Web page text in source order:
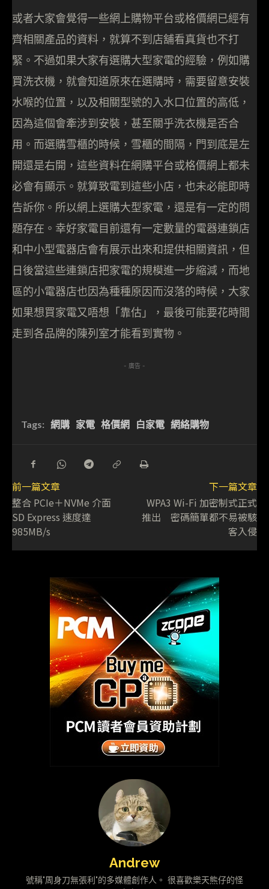
或者大家會覺得一些網上購物平台或格價網已經有
齊相關產品的資料，就算不到店舖看真貨也不打
緊。不過如果大家有選購大型家電的經驗，例如購
買洗衣機，就會知道原來在選購時，需要留意安裝
水喉的位置，以及相關型號的入水口位置的高低，
因為這個會牽涉到安裝，甚至關乎洗衣機是否合
用。而選購雪櫃的時候，雪櫃的間隔，門到底是左
開還是右開，這些資料在網購平台或格價網上都未
必會有顯示。就算致電到這些小店，也未必能即時
告訴你。所以網上選購大型家電，還是有一定的問
題存在。幸好家電目前還有一定數量的電器連鎖店
和中小型電器店會有展示出來和提供相關資訊，但
日後當這些連鎖店把家電的規模進一步縮減，而地
區的小電器店也因為種種原因而沒落的時候，大家
如果想買家電又唔想「靠估」，最後可能要花時間
走到各品牌的陳列室才能看到實物。
- 廣告 -
Tags: 網購 家電 格價網 白家電 網絡購物
前一篇文章
整合 PCIe＋NVMe 介面
SD Express 速度達
985MB/s
下一篇文章
WPA3 Wi-Fi 加密制式正式
推出 密碼簡單都不易被駭
客入侵
Andrew
號稱"周身刀無張利"的多媒體創作人。 很喜歡樂天熊仔的怪